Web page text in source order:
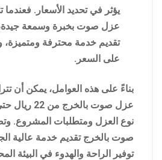
يؤثر في تحديد الأسعار.
عزل صوت بخبرة وسمعة
تقديم خدمة محترفة ومتميزة،
على السعر.
بناءً على هذه العوامل، يمكن أن
نوع العزل ومتطلبات المشروع.
صوت بالخرج تقديم خدمة عالية
توفير الراحة والهدوء في البيئة